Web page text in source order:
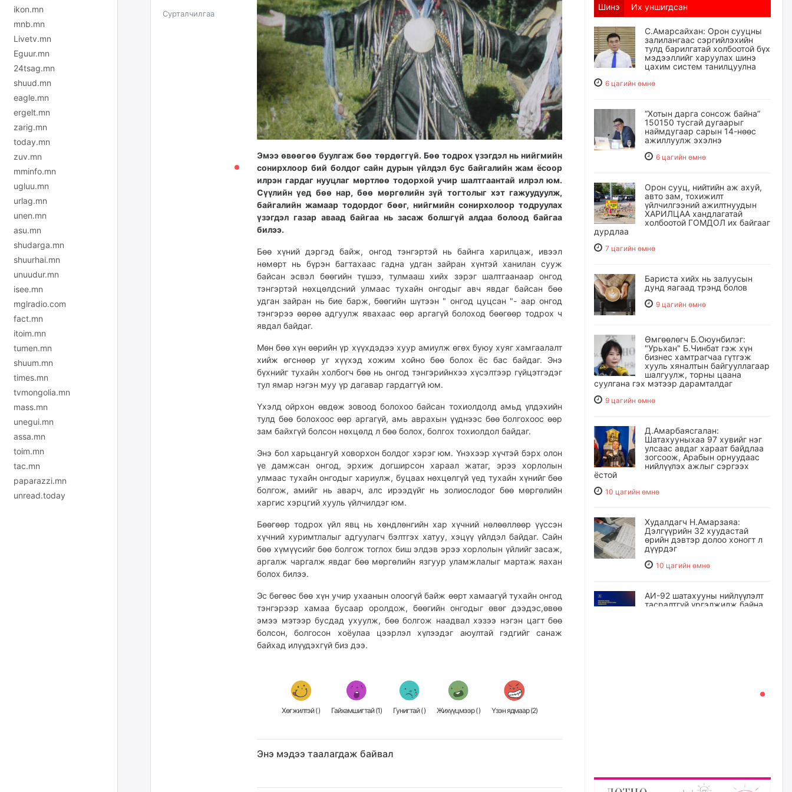
ikon.mn
mnb.mn
Livetv.mn
Eguur.mn
24tsag.mn
shuud.mn
eagle.mn
ergelt.mn
zarig.mn
today.mn
zuv.mn
mminfo.mn
ugluu.mn
urlag.mn
unen.mn
asu.mn
shudarga.mn
shuurhai.mn
unuudur.mn
isee.mn
mglradio.com
fact.mn
itoim.mn
tumen.mn
shuum.mn
times.mn
tvmongolia.mn
mass.mn
unegui.mn
assa.mn
toim.mn
tac.mn
paparazzi.mn
unread.today
Сурталчилгаа
Эмээ өвөөгөө буулгаж бөө төрдөггүй. Бөө тодрох үзэгдэл нь нийгмийн
сонирхлоор бий болдог сайн дурын үйлдэл бус байгалийн жам ёсоор
илрэн гардаг нууцлаг мөртлөө тодорхой учир шалтгаантай илрэл юм.
Сүүлийн үед бөө нар, бөө мөргөлийн зүй тогтолыг хэт гажуудуулж,
байгалийн жамаар тодордог бөөг, нийгмийн сонирхолоор тодруулах
үзэгдэл газар аваад байгаа нь засаж болшгүй алдаа болоод байгаа
билээ.
Бөө хүний дэргэд байж, онгод тэнгэртэй нь байнга харилцаж, ивээл
нөмөрт нь бүрэн багтахаас гадна удган зайран хүнтэй ханилан сууж
байсан эсвэл бөөгийн түшээ, тулмааш хийх зэрэг шалтгаанаар онгод
тэнгэртэй нөхцөлдсний улмаас тухайн онгодыг авч явдаг байсан бөө
удган зайран нь бие барж, бөөгийн шүтээн " онгод цуцсан "- аар онгод
тэнгэрээ өөрөө адгуулж явахаас өөр аргагүй болоход бөөгөөр тодрох ч
явдал байдаг.
Мөн бөө хүн өөрийн үр хүүхдэдээ хуур амиулж өгөх буюу хуяг хамгаалалт
хийж өгснөөр уг хүүхэд хожим хойно бөө болох ёс бас байдаг. Энэ
бүхнийг тухайн холбогч бөө нь онгод тэнгэрийнхээ хүсэлтээр гүйцэтгэдэг
тул ямар нэгэн муу үр дагавар гардаггүй юм.
Үхэлд ойрхон өвдөж зовоод болохоо байсан тохиолдолд амьд үлдэхийн
тулд бөө болохоос өөр аргагүй, амь аврахын үүднээс бөө болгохоос өөр
зам байхгүй болсон нөхцөлд л бөө болох, болгох тохиолдол байдаг.
Энэ бол харьцангуй ховорхон болдог хэрэг юм. Үнэхээр хүчтэй бэрх олон
үе дамжсан онгод, эрхиж догширсон хараал жатаг, эрээ хорлолын
улмаас тухайн онгодыг хариулж, буцаах нөхцөлгүй үед тухайн хүнийг бөө
болгож, амийг нь аварч, алс ирээдүйг нь золиослодог бөө мөргөлийн
харгис хэрцгий хууль үйлчилдэг юм.
Бөөгөөр тодрох үйл явц нь хөндлөнгийн хар хүчний нөлөөллөөр үүссэн
хүчний хуримтлалыг адгуулагч бэлтгэх хатуу, хэцүү үйлдэл байдаг. Сайн
бөө хүмүүсийг бөө болгож тоглох биш элдэв эрээ хорлолын үйлийг засаж,
аргалж чаргалж явдаг бөө мөргөлийн язгуур уламжлалыг мартаж яахан
болох билээ.
Эс бөгөөс бөө хүн учир ухаанын олоогүй байж өөрт хамаагүй тухайн онгод
тэнгэрээр хамаа бусаар оролдож, бөөгийн онгодыг өвөг дээдэс,өвөө
эмээ мэтээр бусдад ухуулж, бөө болгож наадвал хэзээ нэгэн цагт бөө
болсон, болгосон хоёулаа цээрлэл хүлээдэг аюултай гэдгийг санаж
байхад илүүдэхгүй биз дээ.
Хөгжилтэй () Гайхамшигтай (1) Гунигтай () Жихүүцмээр () Үзэн ядмаар (2)
Энэ мэдээ таалагдаж байвал
Шинэ Их уншигдсан
С.Амарсайхан: Орон сууцны
залилангаас сэргийлэхийн
тулд барилгатай холбоотой бүх
мэдээллийг харуулах шинэ
цахим систем танилцуулна
6 цагийн өмнө
“Хотын дарга сонсож байна”
150150 тусгай дугаарыг
наймдугаар сарын 14-нөөс
ажиллуулж эхэлнэ
6 цагийн өмнө
Орон сууц, нийтийн аж ахуй,
авто зам, тохижилт
үйлчилгээний ажилтнуудын
ХАРИЛЦАА хандлагатай
холбоотой ГОМДОЛ их байгааг
дурдлаа
7 цагийн өмнө
Бариста хийх нь залуусын
дунд яагаад трэнд болов
9 цагийн өмнө
Өмгөөлөгч Б.Оюунбилэг:
"Урьхан" Б.Чинбат гэж хүн
бизнес хамтрагчаа гүтгэж
хууль хяналтын байгууллагаар
шалгуулж, торны цаана
суулгана гэх мэтээр дарамталдаг
9 цагийн өмнө
Д.Амарбаясгалан:
Шатахууныхаа 97 хувийг нэг
улсаас авдаг хараат байдлаа
зогсоож, Арабын орнуудаас
нийлүүлэх ажлыг сэргээх
ёстой
10 цагийн өмнө
Худалдагч Н.Амарзаяа:
Дэлгүүрийн 32 хуудастай
өрийн дэвтэр долоо хоногт л
дүүрдэг
10 цагийн өмнө
АИ-92 шатахууны нийлүүлэлт
тасралтгүй үргэлжилж байна